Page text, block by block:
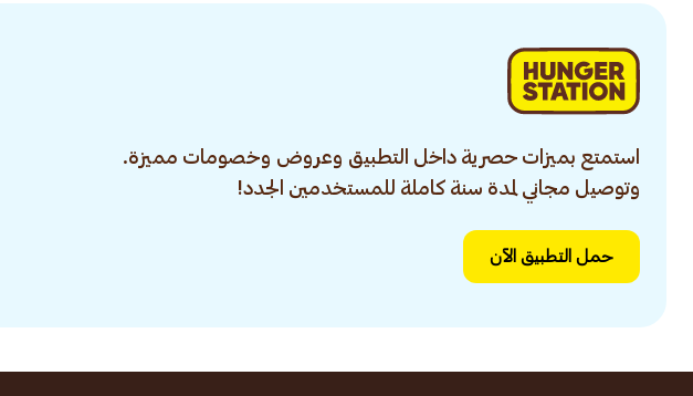
استمتع بميزات حصرية داخل التطبيق وعروض وخصومات مميزة.
وتوصيل مجاني لمدة سنة كاملة للمستخدمين الجدد!
حمل التطبيق الآن